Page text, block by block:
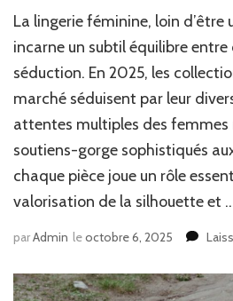
La lingerie féminine, loin d’être
incarne un subtil équilibre
séduction. En 2025, les
marché séduisent par leur
attentes multiples des femmes
soutiens-gorge sophistiqués
chaque pièce joue un rôle
valorisation de la silhouette et
parAdmin leoctobre 6, 2025